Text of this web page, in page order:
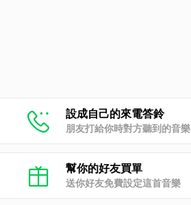
設成自己的來電答鈴
朋友打給你時對方聽到的音樂
幫你的好友買單
送你好友免費設定這首音樂